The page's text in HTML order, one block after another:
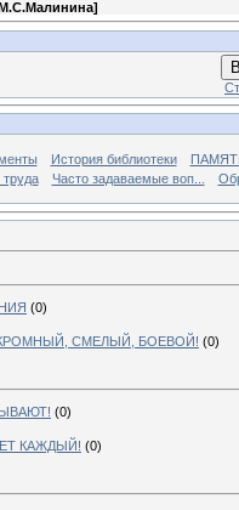
М.С.Малинина]
История библиотеки
Часто задаваемые воп...
(0)
СМЕЛЫЙ, БОЕВОЙ! (0)
(0)
КАЖДЫЙ! (0)